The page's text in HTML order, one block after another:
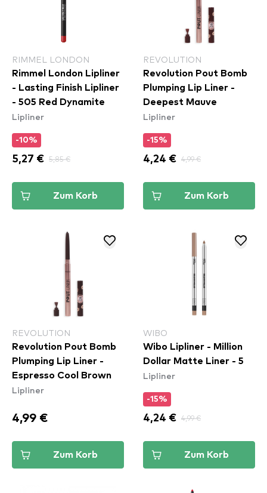
RIMMEL LONDON
Rimmel London Lipliner
- Lasting Finish Lipliner
- 505 Red Dynamite
Lipliner
-10%
5,27 € 5,85 €
Zum Korb
REVOLUTION
Revolution Pout Bomb
Plumping Lip Liner -
Deepest Mauve
Lipliner
-15%
4,24 € 4,99 €
Zum Korb
REVOLUTION
Revolution Pout Bomb
Plumping Lip Liner -
Espresso Cool Brown
Lipliner
4,99 €
Zum Korb
WIBO
Wibo Lipliner - Million
Dollar Matte Liner - 5
Lipliner
-15%
4,24 € 4,99 €
Zum Korb